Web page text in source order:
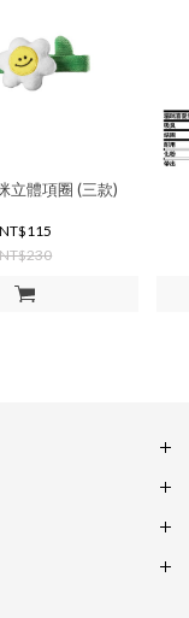
購物車
立體項圈 (三款)
NT$115
NT$230